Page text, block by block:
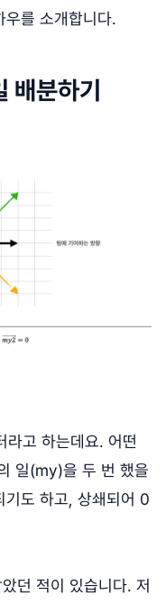
우를 소개합니다.
배분하기
라고 하는데요. 어떤
일(my)을 두 번 했을
도 하고, 상쇄되어 0
던 적이 있습니다. 저